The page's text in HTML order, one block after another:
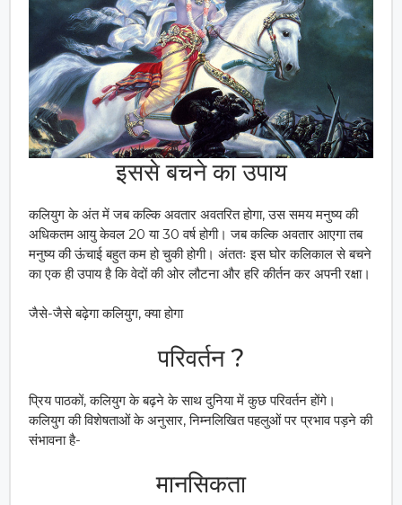
इससे बचने का उपाय
कलियुग के अंत में जब कल्कि अवतार अवतरित होगा, उस समय मनुष्य की
अधिकतम आयु केवल 20 या 30 वर्ष होगी। जब कल्कि अवतार आएगा तब
मनुष्य की ऊंचाई बहुत कम हो चुकी होगी। अंततः इस घोर कलिकाल से बचने
का एक ही उपाय है कि वेदों की ओर लौटना और हरि कीर्तन कर अपनी रक्षा।
जैसे-जैसे बढ़ेगा कलियुग, क्या होगा
परिवर्तन ?
प्रिय पाठकों, कलियुग के बढ़ने के साथ दुनिया में कुछ परिवर्तन होंगे।
कलियुग की विशेषताओं के अनुसार, निम्नलिखित पहलुओं पर प्रभाव पड़ने की
संभावना है-
मानसिकता